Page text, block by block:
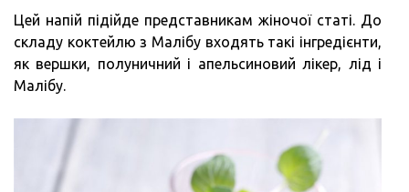
Цей напій підійде представникам жіночої статі. До
складу коктейлю з Малібу входять такі інгредієнти,
як вершки, полуничний і апельсиновий лікер, лід і
Малібу.